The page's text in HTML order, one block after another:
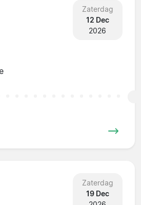
Zaterdag
12 Dec
2026
Zaterdag
19 Dec